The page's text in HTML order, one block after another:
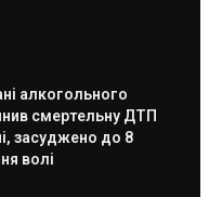
алкогольного
смертельну ДТП
засуджено до 8
волі